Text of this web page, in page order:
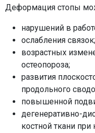
Деформация стопы
нарушений в
ослабления связок;
возрастных
остеопороза;
развития
продольного
повышенной
дегенеративно-
костной ткани при